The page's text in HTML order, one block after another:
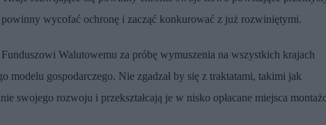
wycofać ochronę i zacząć konkurować z już rozwiniętymi.
Walutowemu za próbę wymuszenia na wszystkich krajach
modelu gospodarczego. Nie zgadzał by się z traktatami, takimi jak
swojego rozwoju i przekształcają je w nisko opłacane miejsca